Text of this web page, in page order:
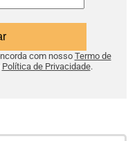
com nosso Termo de
Política de Privacidade.